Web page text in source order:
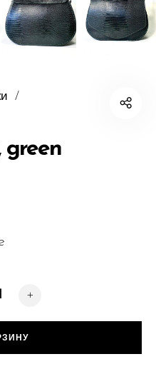
/
green
товара Saddle Iguana,